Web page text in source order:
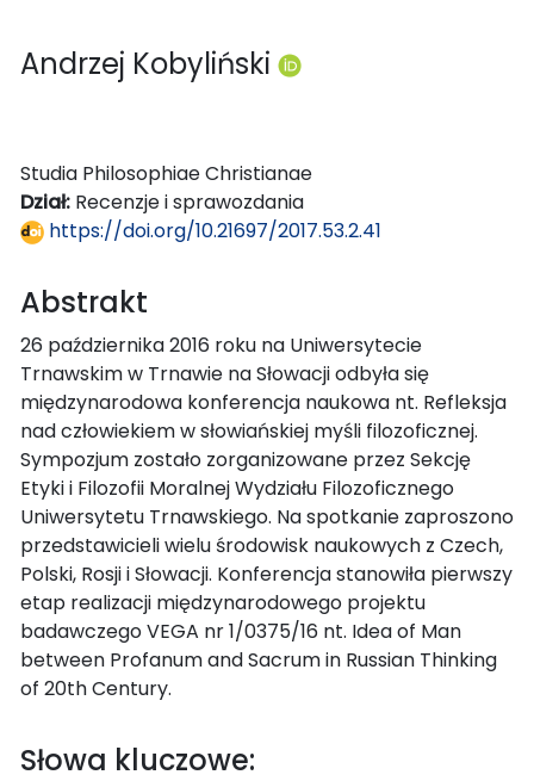
Andrzej Kobyliński
Studia Philosophiae Christianae
Dział: Recenzje i sprawozdania
https://doi.org/10.21697/2017.53.2.41
Abstrakt
26 października 2016 roku na Uniwersytecie
Trnawskim w Trnawie na Słowacji odbyła się
międzynarodowa konferencja naukowa nt. Refleksja
nad człowiekiem w słowiańskiej myśli filozoficznej.
Sympozjum zostało zorganizowane przez Sekcję
Etyki i Filozofii Moralnej Wydziału Filozoficznego
Uniwersytetu Trnawskiego. Na spotkanie zaproszono
przedstawicieli wielu środowisk naukowych z Czech,
Polski, Rosji i Słowacji. Konferencja stanowiła pierwszy
etap realizacji międzynarodowego projektu
badawczego VEGA nr 1/0375/16 nt. Idea of Man
between Profanum and Sacrum in Russian Thinking
of 20th Century.
Słowa kluczowe: